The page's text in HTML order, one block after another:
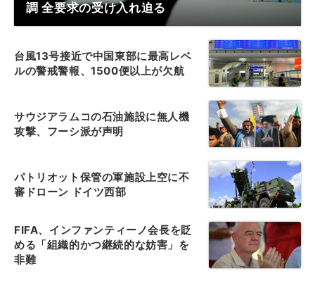
調 全要求の受け入れ迫る
台風13号接近で中国東部に最高レベ
ルの警戒警報、1500便以上が欠航
サウジアラムコの石油施設に無人機
攻撃、フーシ派が声明
パトリオット保管の軍施設上空に不
審ドローン ドイツ西部
FIFA、インファンティーノ会長を貶
める「組織的かつ継続的な妨害」を
非難